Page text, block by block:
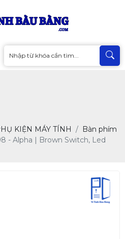
KIỆN MÁY TÍNH
Bàn phím
- Alpha | Brown Switch, Led